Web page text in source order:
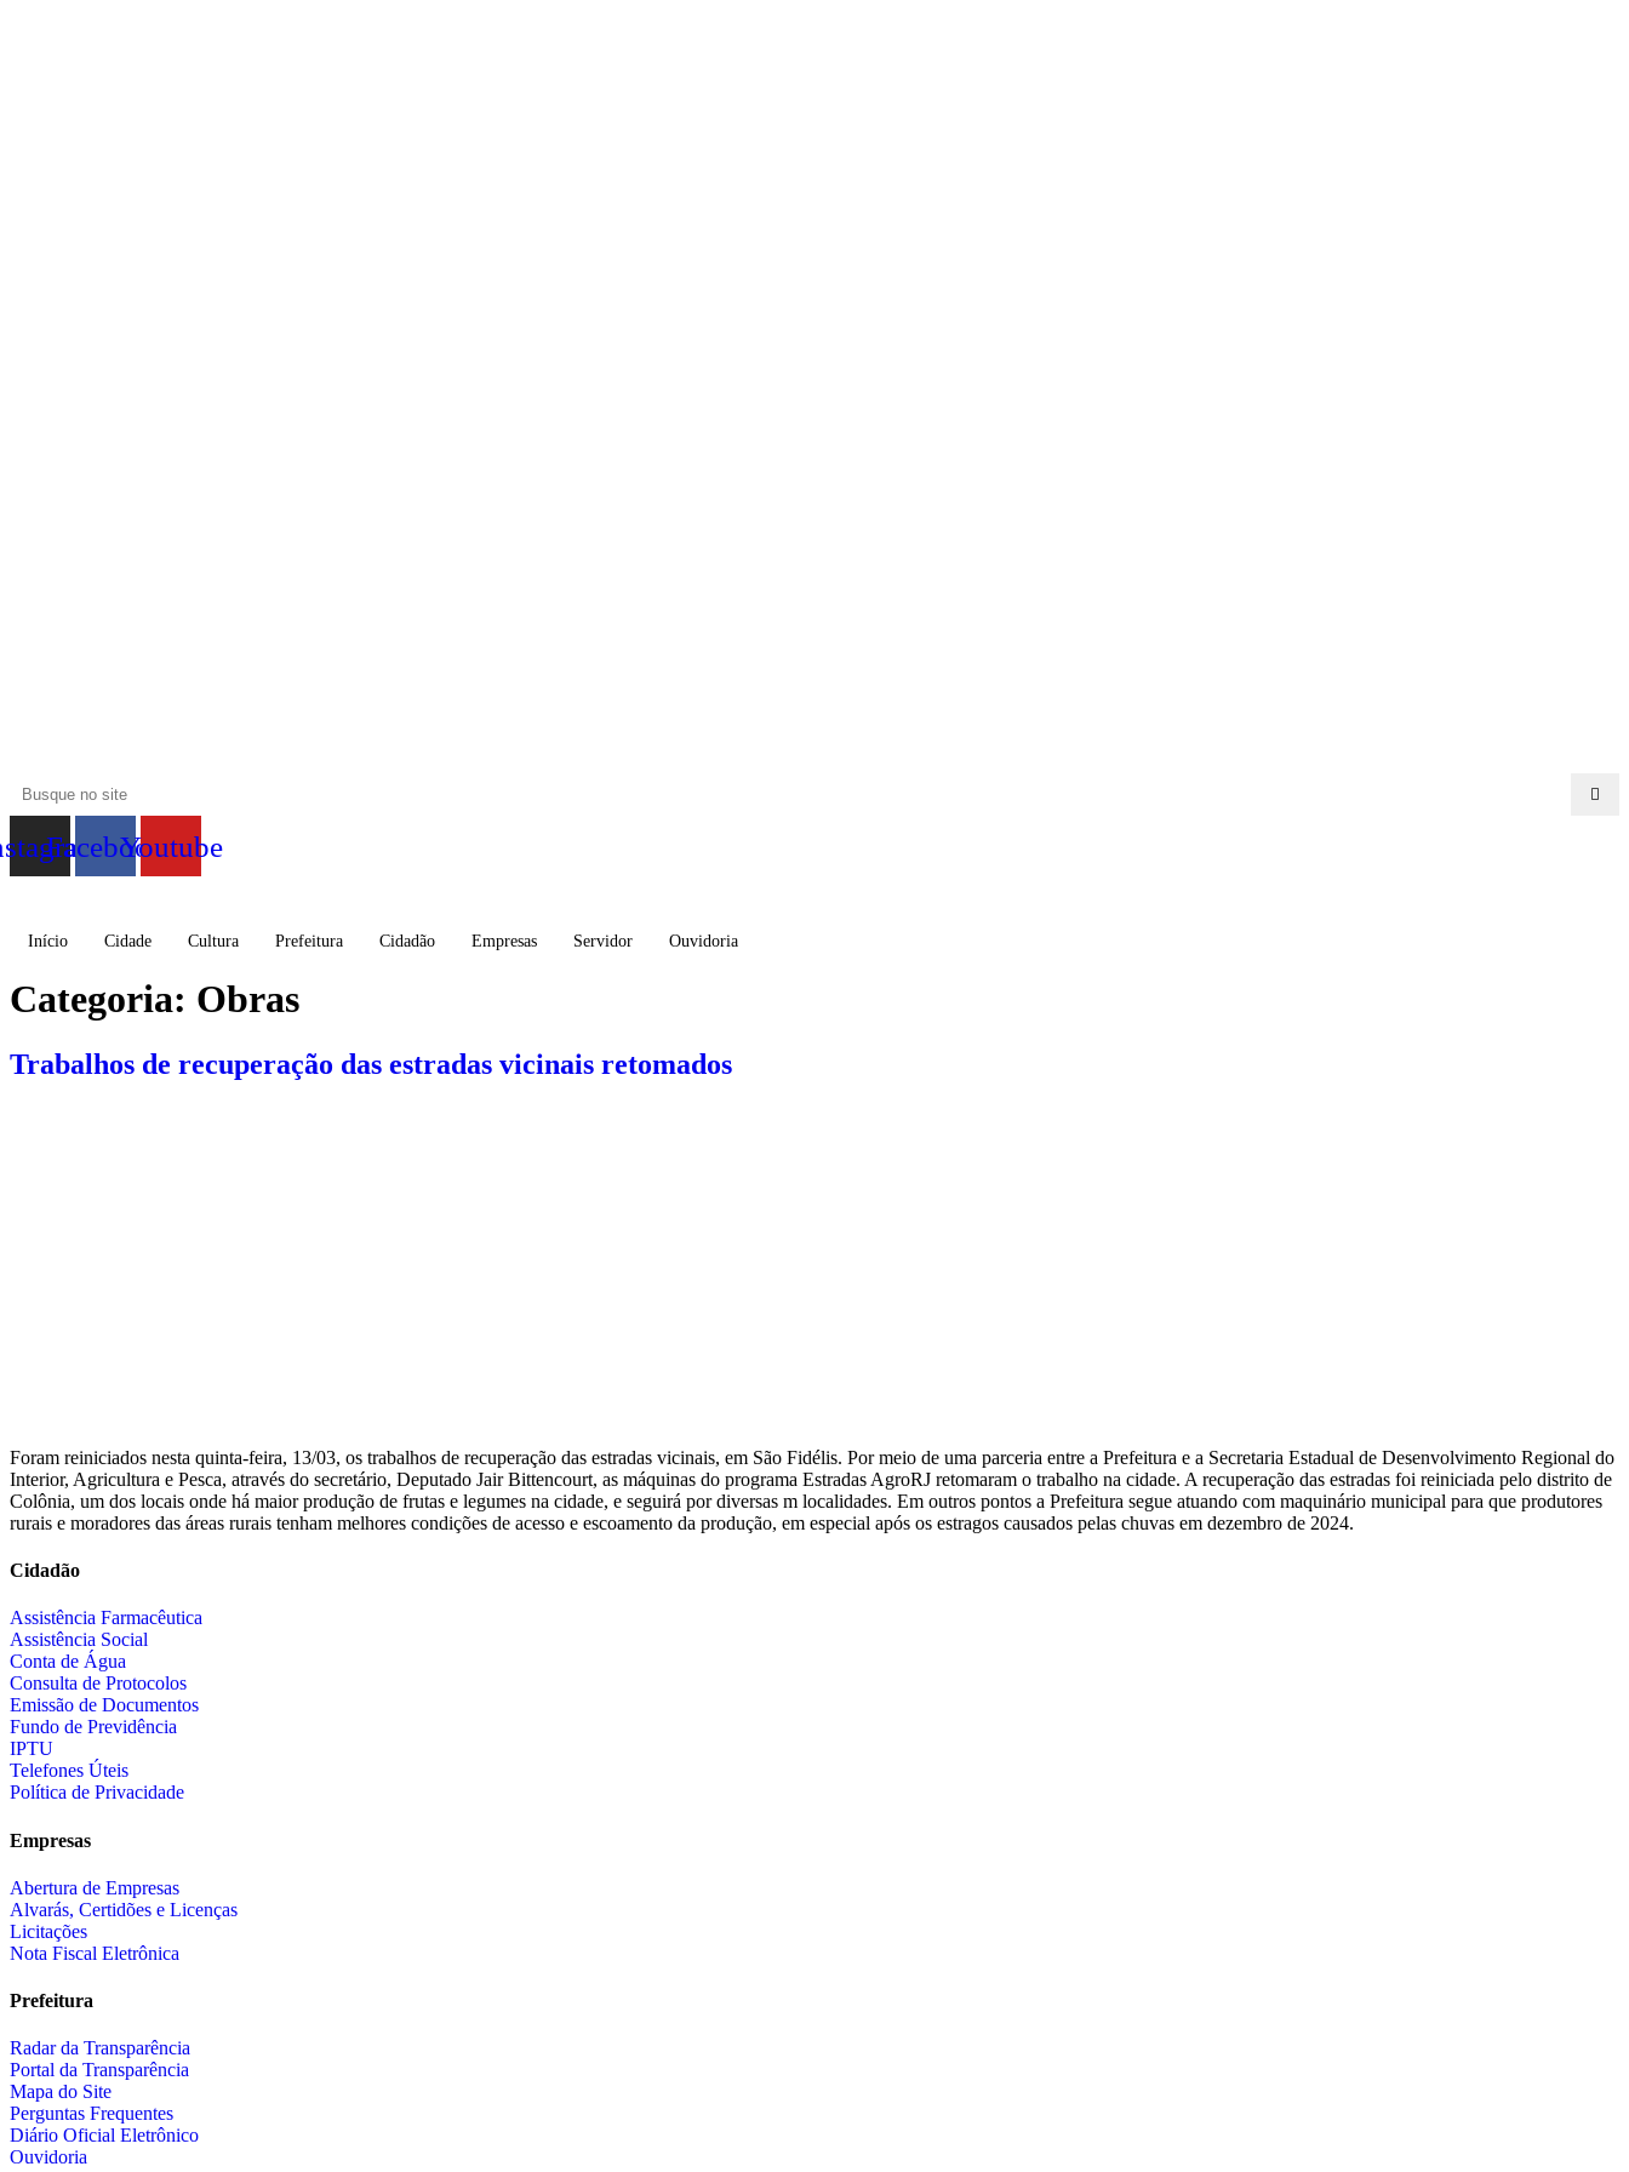
FacebookYoutube
Início Cidade Cultura Prefeitura Cidadão Empresas Servidor Ouvidoria
Categoria: Obras
Trabalhos de recuperação das estradas vicinais retomados
Foram reiniciados nesta quinta-feira, 13/03, os trabalhos de recuperação das estradas vicinais, em São Fidélis. Por meio de uma parceria entre a Prefeitura e a Secretaria Estadual de Desenvolvimento Regional do
Interior, Agricultura e Pesca, através do secretário, Deputado Jair Bittencourt, as máquinas do programa Estradas AgroRJ retomaram o trabalho na cidade. A recuperação das estradas foi reiniciada pelo distrito de
Colônia, um dos locais onde há maior produção de frutas e legumes na cidade, e seguirá por diversas m localidades. Em outros pontos a Prefeitura segue atuando com maquinário municipal para que produtores
rurais e moradores das áreas rurais tenham melhores condições de acesso e escoamento da produção, em especial após os estragos causados pelas chuvas em dezembro de 2024.
Cidadão
Assistência Farmacêutica
Assistência Social
Conta de Água
Consulta de Protocolos
Emissão de Documentos
Fundo de Previdência
IPTU
Telefones Úteis
Política de Privacidade
Empresas
Abertura de Empresas
Alvarás, Certidões e Licenças
Licitações
Nota Fiscal Eletrônica
Prefeitura
Radar da Transparência
Portal da Transparência
Mapa do Site
Perguntas Frequentes
Diário Oficial Eletrônico
Ouvidoria